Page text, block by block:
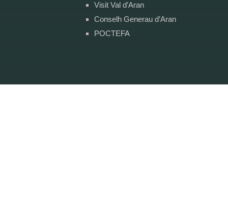
Visit Val d’Aran
Conselh Generau d’Aran
POCTEFA